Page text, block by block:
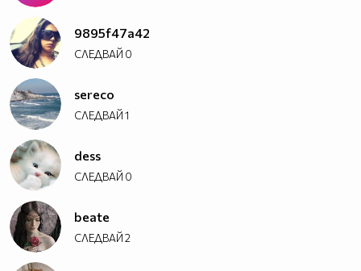
9895f47a42
СЛЕДВАЙ 0
sereco
СЛЕДВАЙ1
dess
СЛЕДВАЙ 0
beate
СЛЕДВАЙ2